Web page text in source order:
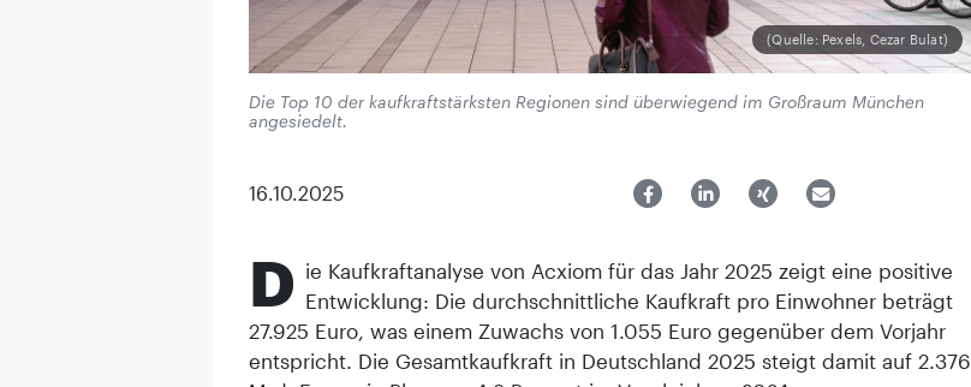
(Quelle: Pexels, Cezar Bulat)
Die Top 10 der kaufkraftstärksten Regionen sind überwiegend im Großraum München
angesiedelt.
16.10.2025
D ie Kaufkraftanalyse von Acxiom für das Jahr 2025 zeigt eine positive
Entwicklung: Die durchschnittliche Kaufkraft pro Einwohner beträgt
27.925 Euro, was einem Zuwachs von 1.055 Euro gegenüber dem Vorjahr
entspricht. Die Gesamtkaufkraft in Deutschland 2025 steigt damit auf 2.376